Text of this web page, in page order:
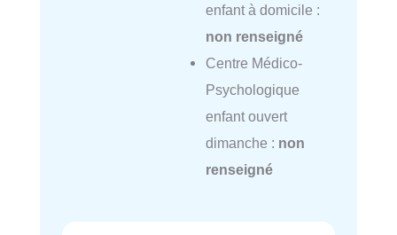
enfant à domicile :
non renseigné
Centre Médico-
Psychologique
enfant ouvert
dimanche : non
renseigné